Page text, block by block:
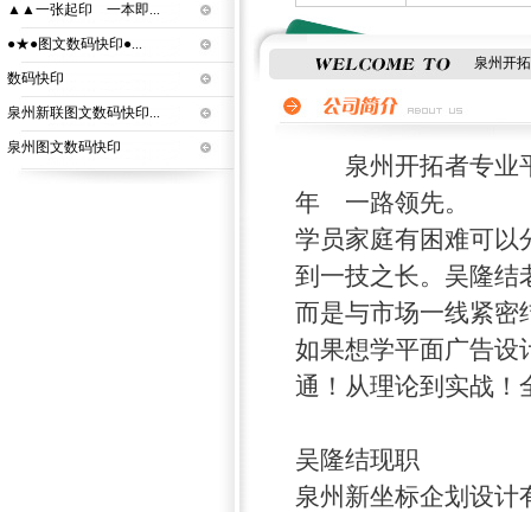
▲▲一张起印 一本即...
●★●图文数码快印●...
数码快印
泉州新联图文数码快印...
泉州图文数码快印
泉州开
泉州开拓者专业
年 一路领先。
学员家庭有困难可以
到一技之长。吴隆结
而是与市场一线紧密
如果想学平面广告设
通！从理论到实战！
吴隆结现职
泉州新坐标企划设